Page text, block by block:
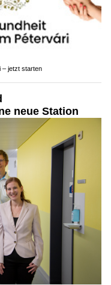
– jetzt starten
neue Station